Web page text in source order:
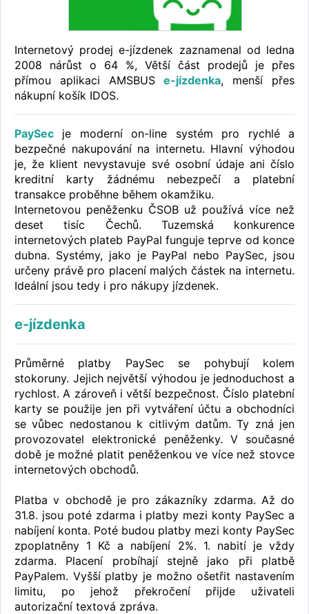
Internetový prodej e-jízdenek zaznamenal od ledna
2008 nárůst o 64 %, Větší část prodejů je přes
přímou aplikaci AMSBUSe-jízdenka, menší přes
nákupní košík IDOS.
PaySec je moderní on-line systém pro rychlé a
bezpečné nakupování na internetu. Hlavní výhodou
je, že klient nevystavuje své osobní údaje ani číslo
kreditní karty žádnému nebezpečí a platební
transakce proběhne během okamžiku.
Internetovou peněženku ČSOB už používá více než
deset tisíc Čechů. Tuzemská konkurence
internetových plateb PayPal funguje teprve od konce
dubna. Systémy, jako je PayPal nebo PaySec, jsou
určeny právě pro placení malých částek na internetu.
Ideální jsou tedy i pro nákupy jízdenek.
e-jízdenka
Průměrné platby PaySec se pohybují kolem
stokoruny. Jejich největší výhodou je jednoduchost a
rychlost. A zároveň i větší bezpečnost. Číslo platební
karty se použije jen při vytváření účtu a obchodníci
se vůbec nedostanou k citlivým datům. Ty zná jen
provozovatel elektronické peněženky. V současné
době je možné platit peněženkou ve více než stovce
internetových obchodů.
Platba v obchodě je pro zákazníky zdarma. Až do
31.8. jsou poté zdarma i platby mezi konty PaySec a
nabíjení konta. Poté budou platby mezi konty PaySec
zpoplatněny 1 Kč a nabíjení 2%. 1. nabití je vždy
zdarma. Placení probíhají stejně jako při platbě
PayPalem. Vyšší platby je možno ošetřit nastavením
limitu, po jehož překročení přijde uživateli
autorizační textová zpráva.